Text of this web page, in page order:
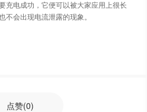
充电成功，它便可以被大家应用上很长
不会出现电流泄露的现象。
点赞(0)